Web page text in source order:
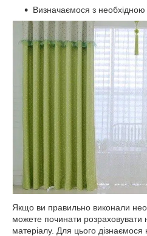
Визначаємося з необхідною
Якщо ви правильно виконали
можете починати розраховувати
матеріалу. Для цього дізнаємося